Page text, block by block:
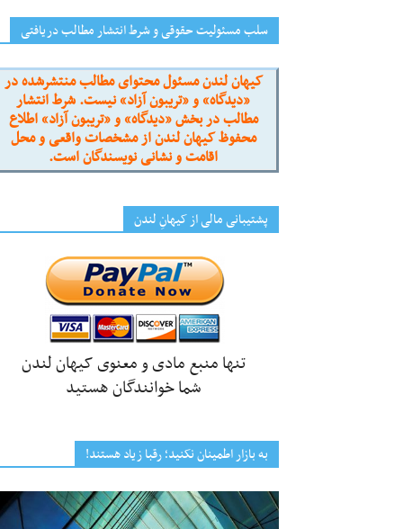
سلب مسئولیت حقوقی و شرط انتشار مطالب دریافتی
کیهان لندن مسئول محتوای مطالب منتشرشده در
«دیدگاه» و «تریبون آزاد» نیست. شرط انتشار
مطالب در بخش «دیدگاه» و «تریبون آزاد» اطلاع
محفوظ کیهان لندن از مشخصات واقعی و محل
اقامت و نشانی نویسندگان است.
پشتیبانی مالی از کیهانِ لندن
تنها منبع مادی و معنوی کیهان لندن
شما خوانندگان هستید
به بازار اطمینان نکنید؛ رقبا زیاد هستند!